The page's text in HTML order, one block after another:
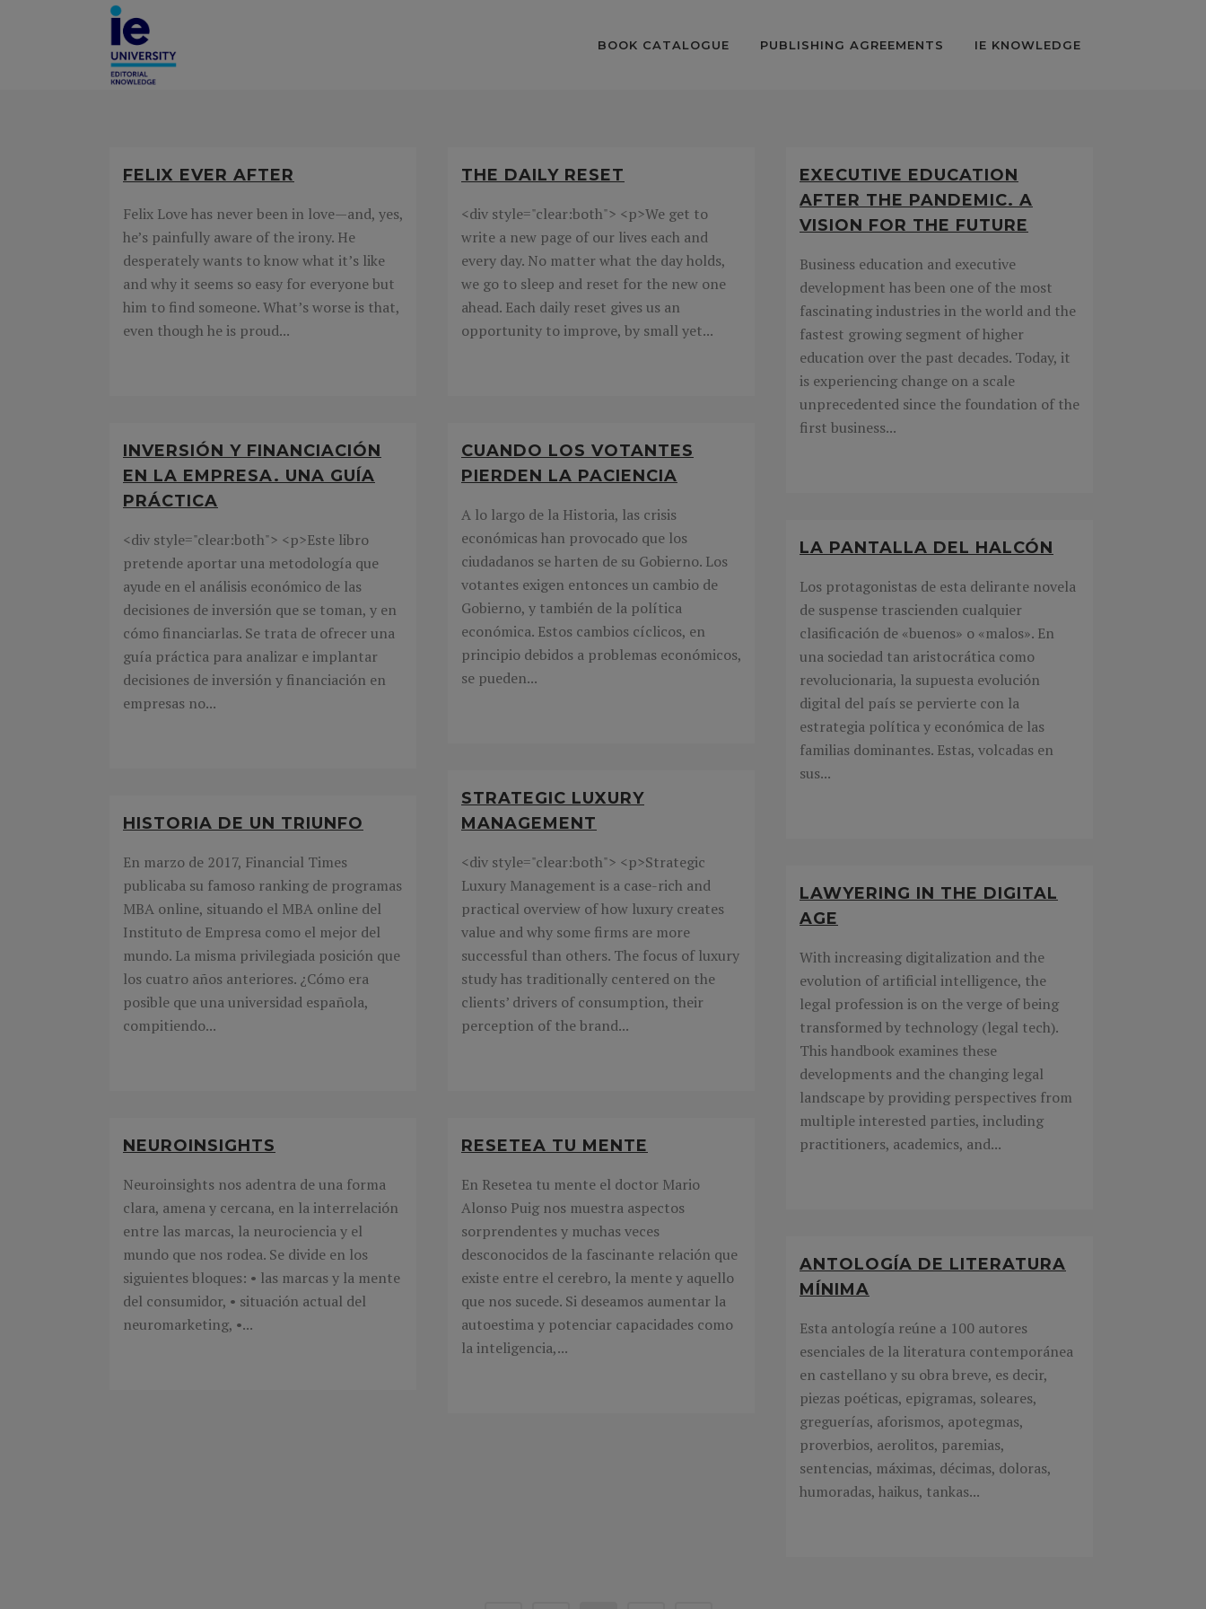
BOOK CATALOGUE PUBLISHING AGREEMENTS IE KNOWLEDGE
FELIX EVER AFTER
Felix Love has never been in love—and, yes,
he’s painfully aware of the irony. He
desperately wants to know what it’s like
and why it seems so easy for everyone but
him to find someone. What’s worse is that,
even though he is proud...
THE DAILY RESET
<div style="clear:both"> <p>We get to
write a new page of our lives each and
every day. No matter what the day holds,
we go to sleep and reset for the new one
ahead. Each daily reset gives us an
opportunity to improve, by small yet...
EXECUTIVE EDUCATION
AFTER THE PANDEMIC. A
VISION FOR THE FUTURE
Business education and executive
development has been one of the most
fascinating industries in the world and the
fastest growing segment of higher
education over the past decades. Today, it
is experiencing change on a scale
unprecedented since the foundation of the
first business...
INVERSIÓN Y FINANCIACIÓN
EN LA EMPRESA. UNA GUÍA
PRÁCTICA
<div style="clear:both"> <p>Este libro
pretende aportar una metodología que
ayude en el análisis económico de las
decisiones de inversión que se toman, y en
cómo financiarlas. Se trata de ofrecer una
guía práctica para analizar e implantar
decisiones de inversión y financiación en
empresas no...
CUANDO LOS VOTANTES
PIERDEN LA PACIENCIA
A lo largo de la Historia, las crisis
económicas han provocado que los
ciudadanos se harten de su Gobierno. Los
votantes exigen entonces un cambio de
Gobierno, y también de la política
económica. Estos cambios cíclicos, en
principio debidos a problemas económicos,
se pueden...
LA PANTALLA DEL HALCÓN
Los protagonistas de esta delirante novela
de suspense trascienden cualquier
clasificación de «buenos» o «malos». En
una sociedad tan aristocrática como
revolucionaria, la supuesta evolución
digital del país se pervierte con la
estrategia política y económica de las
familias dominantes. Estas, volcadas en
sus...
STRATEGIC LUXURY
MANAGEMENT
<div style="clear:both"> <p>Strategic
Luxury Management is a case-rich and
practical overview of how luxury creates
value and why some firms are more
successful than others. The focus of luxury
study has traditionally centered on the
clients’ drivers of consumption, their
perception of the brand...
HISTORIA DE UN TRIUNFO
En marzo de 2017, Financial Times
publicaba su famoso ranking de programas
MBA online, situando el MBA online del
Instituto de Empresa como el mejor del
mundo. La misma privilegiada posición que
los cuatro años anteriores. ¿Cómo era
posible que una universidad española,
compitiendo...
LAWYERING IN THE DIGITAL
AGE
With increasing digitalization and the
evolution of artificial intelligence, the
legal profession is on the verge of being
transformed by technology (legal tech).
This handbook examines these
developments and the changing legal
landscape by providing perspectives from
multiple interested parties, including
practitioners, academics, and...
NEUROINSIGHTS
Neuroinsights nos adentra de una forma
clara, amena y cercana, en la interrelación
entre las marcas, la neurociencia y el
mundo que nos rodea. Se divide en los
siguientes bloques: • las marcas y la mente
del consumidor, • situación actual del
neuromarketing, •...
RESETEA TU MENTE
En Resetea tu mente el doctor Mario
Alonso Puig nos muestra aspectos
sorprendentes y muchas veces
desconocidos de la fascinante relación que
existe entre el cerebro, la mente y aquello
que nos sucede. Si deseamos aumentar la
autoestima y potenciar capacidades como
la inteligencia,...
ANTOLOGÍA DE LITERATURA
MÍNIMA
Esta antología reúne a 100 autores
esenciales de la literatura contemporánea
en castellano y su obra breve, es decir,
piezas poéticas, epigramas, soleares,
greguerías, aforismos, apotegmas,
proverbios, aerolitos, paremias,
sentencias, máximas, décimas, doloras,
humoradas, haikus, tankas...